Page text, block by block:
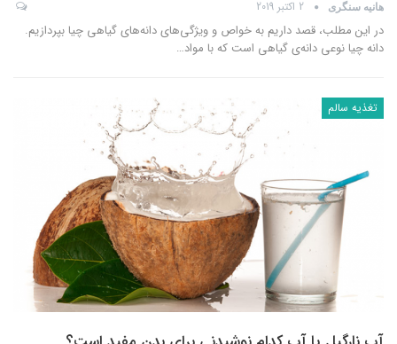
هانیه سنگری 2 اکتبر 2019
در این مطلب، قصد داریم به خواص و ویژگی‌های دانه‌های گیاهی چیا بپردازیم.
دانه چیا نوعی دانه‌ی گیاهی است که با مواد…
تغذیه سالم